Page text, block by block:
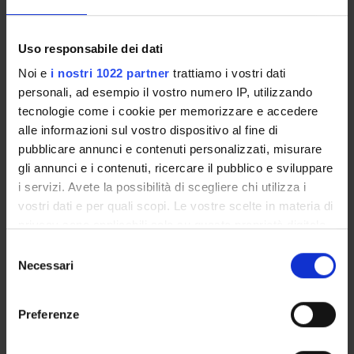
Uso responsabile dei dati
Noi e i nostri 1022 partner trattiamo i vostri dati
personali, ad esempio il vostro numero IP, utilizzando
tecnologie come i cookie per memorizzare e accedere
alle informazioni sul vostro dispositivo al fine di
pubblicare annunci e contenuti personalizzati, misurare
gli annunci e i contenuti, ricercare il pubblico e sviluppare
i servizi. Avete la possibilità di scegliere chi utilizza i
vostri dati e per quali scopi. Le vostre scelte in materia di
modificare o revocare il proprio consenso in qualsiasi
momento dalla Dichiarazione sui cookie o facendo clic
Necessari
Preferenze
November
14:30 - 17:30
Duration: 3:00
AM
Aula da
definire
Wednesday
13 November
2024
11:30 - 13:00
Duration: 1:30
AM
Zoom link
for
applicants
only
The selection
process for
job seekers
with a PhD
Wednesday
2024
process for
job seekers